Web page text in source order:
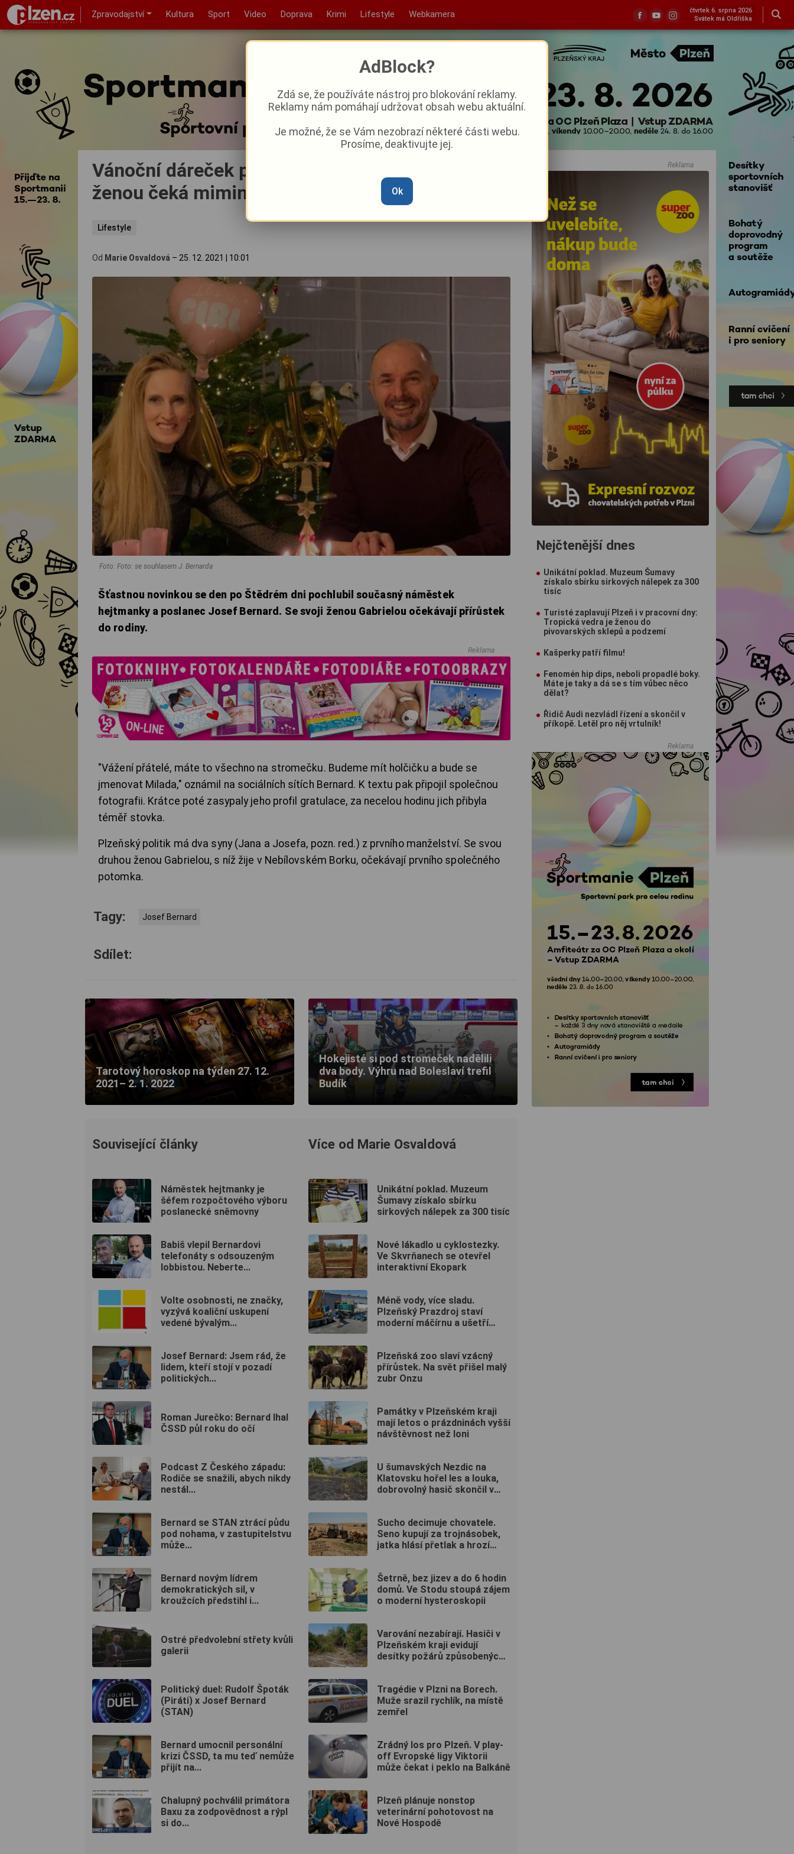
Zpravodajství Kultura Sport Video Doprava Krimi Lifestyle Webkamera
čtvrtek 6. srpna 2026
Svátek má Oldřiška
Vánoční dáreček poslance a náměstka. Se svoji
ženou čeká miminko!
Lifestyle
Od Marie Osvaldová – 25. 12. 2021 10:01
Foto: Foto: se souhlasem J. Bernarda
Šťastnou novinkou se den po Štědrém dni pochlubil současný náměstek
hejtmanky a poslanec Josef Bernard. Se svoji ženou Gabrielou očekávají přírůstek
do rodiny.
Reklama
"Vážení přátelé, máte to všechno na stromečku. Budeme mít holčičku a bude se
jmenovat Milada," oznámil na sociálních sítích Bernard. K textu pak připojil společnou
fotografii. Krátce poté zasypaly jeho profil gratulace, za necelou hodinu jich přibyla
téměř stovka.
Plzeňský politik má dva syny (Jana a Josefa, pozn. red.) z prvního manželství. Se svou
druhou ženou Gabrielou, s níž žije v Nebílovském Borku, očekávají prvního společného
potomka.
Tagy: Josef Bernard
Sdílet:
Tarotový horoskop na týden 27. 12.
2021– 2. 1. 2022
Hokejisté si pod stromeček nadělili
dva body. Výhru nad Boleslaví trefil
Budík
Související články
Náměstek hejtmanky je
šéfem rozpočtového výboru
poslanecké sněmovny
Babiš vlepil Bernardovi
telefonáty s odsouzeným
lobbistou. Neberte...
Volte osobnosti, ne značky,
vyzývá koaliční uskupení
vedené bývalým...
Josef Bernard: Jsem rád, že
lidem, kteří stojí v pozadí
politických...
Roman Jurečko: Bernard lhal
ČSSD půl roku do očí
Podcast Z Českého západu:
Rodiče se snažili, abych nikdy
nestál...
Bernard se STAN ztrácí půdu
pod nohama, v zastupitelstvu
může...
Bernard novým lídrem
demokratických sil, v
kroužcích předstihl i...
Ostré předvolební střety kvůli
galerii
Politický duel: Rudolf Špoták
(Piráti) x Josef Bernard
(STAN)
Bernard umocnil personální
krizi ČSSD, ta mu teď nemůže
přijít na...
Chalupný pochválil primátora
Baxu za zodpovědnost a rýpl
si do...
Více od Marie Osvaldová
Unikátní poklad. Muzeum
Šumavy získalo sbírku
sirkových nálepek za 300 tisíc
Nové lákadlo u cyklostezky.
Ve Skvrňanech se otevřel
interaktivní Ekopark
Méně vody, více sladu.
Plzeňský Prazdroj staví
moderní máčírnu a ušetří
Plzeňská zoo slaví vzácný
přírůstek. Na svět přišel malý
zubr Onzu
Památky v Plzeňském kraji
mají letos o prázdninách vyšší
návštěvnost než loni
U šumavských Nezdic na
Klatovsku hořel les a louka,
dobrovolný hasič skončil v
Sucho decimuje chovatele.
Seno kupují za trojnásobek,
jatka hlásí přetlak a hrozí
Šetrně, bez jizev a do 6 hodin
domů. Ve Stodu stoupá zájem
o moderní hysteroskopii
Varování nezabírají. Hasiči v
Plzeňském kraji evidují
desítky požárů způsobených
Tragédie v Plzni na Borech.
Muže srazil rychlík, na místě
zemřel
Zrádný los pro Plzeň. V play-
off Evropské ligy Viktorii
může čekat i peklo na Balkáně
Plzeň plánuje nonstop
veterinární pohotovost na
Nové Hospodě
Reklama
Nejčtenější dnes
Unikátní poklad. Muzeum Šumavy
získalo sbírku sirkových nálepek za 300
tisíc
Turisté zaplavují Plzeň i v pracovní dny:
Tropická vedra je ženou do
pivovarských sklepů a podzemí
Kašperky patří filmu!
Fenomén hip dips, neboli propadlé boky.
Máte je taky a dá se s tím vůbec něco
dělat?
Řidič Audi nezvládl řízení a skončil v
příkopě. Letěl pro něj vrtulník!
Reklama
AdBlock?
Zdá se, že používáte nástroj pro blokování reklamy.
Reklamy nám pomáhají udržovat obsah webu aktuální.
Je možné, že se Vám nezobrazí některé části webu.
Prosíme, deaktivujte jej.
Ok